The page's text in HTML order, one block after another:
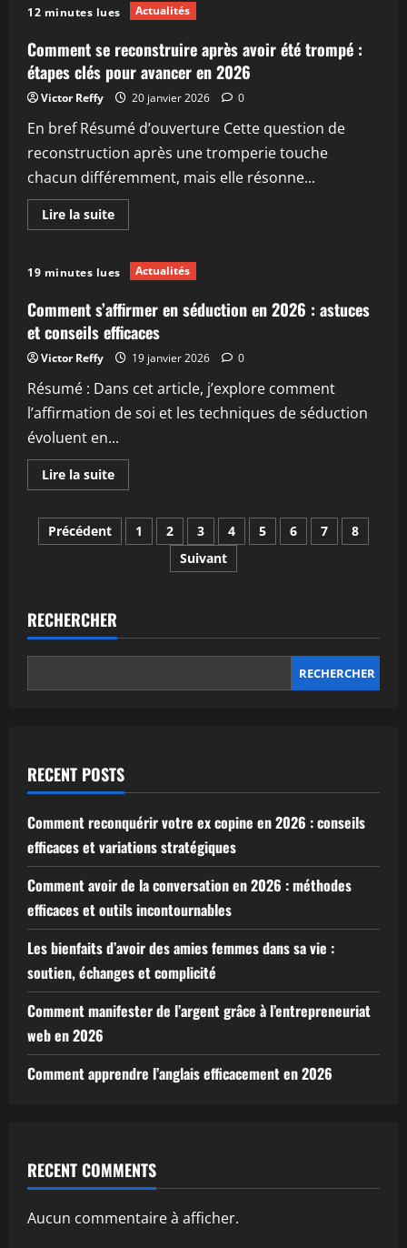
Comment
sentir
haleine
et
trouver
des
astuces
efficaces
pour
la
corriger
en
12 minutes lues Actualités
Comment se reconstruire après avoir été trompé :
étapes clés pour avancer en 2026
Victor Reffy 20 janvier 2026 0
En bref Résumé d’ouverture Cette question de
reconstruction après une tromperie touche
chacun différemment, mais elle résonne...
Lire la suiteEn
savoir
Comment
se
après
avoir
été
trompé
:
étapes
pour
avancer
en
19 minutes lues Actualités
Comment s’affirmer en séduction en 2026 : astuces
et conseils efficaces
Victor Reffy 19 janvier 2026 0
Résumé : Dans cet article, j’explore comment
l’affirmation de soi et les techniques de séduction
évoluent en...
Lire la suiteEn
savoir
Comment
s’affirmer
en
astuces
et
conseils
efficaces
Pagination
publications
Précédent 1 2 3 4 5 6 7
8
Suivant
RECHERCHER
RECHERCHER
RECENT POSTS
Comment reconquérir votre ex copine en 2026 : conseils
efficaces et variations stratégiques
Comment avoir de la conversation en 2026 : méthodes
efficaces et outils incontournables
Les bienfaits d’avoir des amies femmes dans sa vie :
soutien, échanges et complicité
Comment manifester de l’argent grâce à l’entrepreneuriat
web en 2026
Comment apprendre l’anglais efficacement en 2026
RECENT COMMENTS
Aucun commentaire à afficher.